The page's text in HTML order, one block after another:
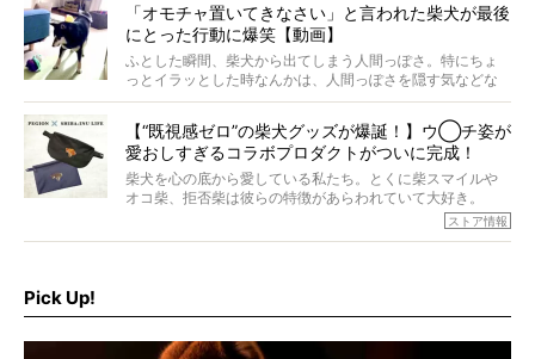
ォーカスし、その元気の秘訣や、老犬と暮らすうえで大切
だと思うことを、オーナーさんに語っていただきます。今
回登場してくれたのは、17歳のときろうくん。小さい頃か
ら食が細かったため、何でも食べさせてきたということで
「オモチャ置いてきなさい」と言われた柴犬が最後
にとった行動に爆笑【動画】
ふとした瞬間、柴犬から出てしまう人間っぽさ。特にちょ
っとイラッとした時なんかは、人間っぽさを隠す気などな
いように見えます。もしかして本当の本当は、中身は人間
【“既視感ゼロ”の柴犬グッズが爆誕！】ウ◯チ姿が
愛おしすぎるコラボプロダクトがついに完成！
柴犬を心の底から愛している私たち。とくに柴スマイルや
オコ柴、拒否柴は彼らの特徴があらわれていて大好き。
でもちょっと待て…もうひとつ、忘れてはならない愛おしい
シーンがあったぞ。それは、背中を丸めて“ウンチなう”の姿
ストア情報
Pick Up!